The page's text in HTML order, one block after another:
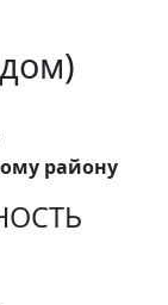
району